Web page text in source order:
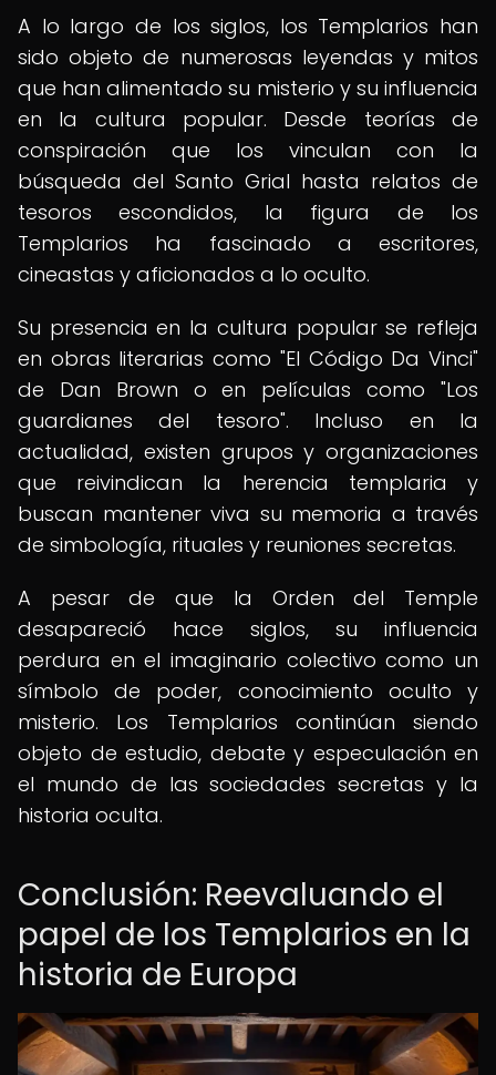
A lo largo de los siglos, los Templarios han
sido objeto de numerosas leyendas y mitos
que han alimentado su misterio y su influencia
en la cultura popular. Desde teorías de
conspiración que los vinculan con la
búsqueda del Santo Grial hasta relatos de
tesoros escondidos, la figura de los
Templarios ha fascinado a escritores,
cineastas y aficionados a lo oculto.
Su presencia en la cultura popular se refleja
en obras literarias como "El Código Da Vinci"
de Dan Brown o en películas como "Los
guardianes del tesoro". Incluso en la
actualidad, existen grupos y organizaciones
que reivindican la herencia templaria y
buscan mantener viva su memoria a través
de simbología, rituales y reuniones secretas.
A pesar de que la Orden del Temple
desapareció hace siglos, su influencia
perdura en el imaginario colectivo como un
símbolo de poder, conocimiento oculto y
misterio. Los Templarios continúan siendo
objeto de estudio, debate y especulación en
el mundo de las sociedades secretas y la
historia oculta.
Conclusión: Reevaluando el
papel de los Templarios en la
historia de Europa